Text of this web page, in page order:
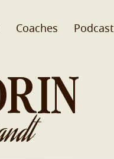
Coaches Podcast